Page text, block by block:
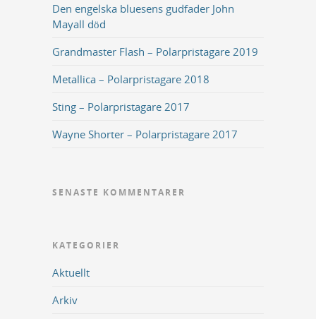
Den engelska bluesens gudfader John
Mayall död
Grandmaster Flash – Polarpristagare 2019
Metallica – Polarpristagare 2018
Sting – Polarpristagare 2017
Wayne Shorter – Polarpristagare 2017
SENASTE KOMMENTARER
KATEGORIER
Aktuellt
Arkiv